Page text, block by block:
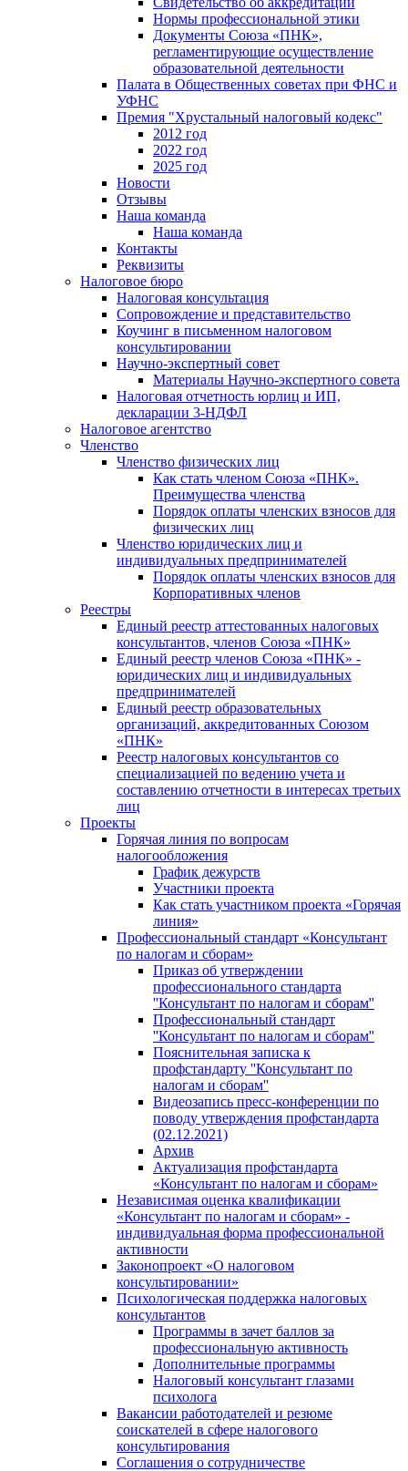
Нормы профессиональной этики
Документы Союза «ПНК»,
регламентирующие осуществление
образовательной деятельности
Палата в Общественных советах при ФНС и
УФНС
Премия "Хрустальный налоговый кодекс"
2012 год
2022 год
2025 год
Новости
Отзывы
Наша команда
Наша команда
Контакты
Реквизиты
Налоговое бюро
Налоговая консультация
Cопровождение и представительство
Коучинг в письменном налоговом
консультировании
Научно-экспертный совет
Материалы Научно-экспертного совета
Налоговая отчетность юрлиц и ИП,
декларации 3-НДФЛ
Налоговое агентство
Членство
Членство физических лиц
Как стать членом Союза «ПНК».
Преимущества членства
Порядок оплаты членских взносов для
физических лиц
Членство юридических лиц и
индивидуальных предпринимателей
Порядок оплаты членских взносов для
Корпоративных членов
Реестры
Единый реестр аттестованных налоговых
консультантов, членов Союза «ПНК»
Единый реестр членов Союза «ПНК» -
юридических лиц и индивидуальных
предпринимателей
Единый реестр образовательных
организаций, аккредитованных Союзом
«ПНК»
Реестр налоговых консультантов со
специализацией по ведению учета и
составлению отчетности в интересах третьих
лиц
Проекты
Горячая линия по вопросам
налогообложения
График дежурств
Участники проекта
Как стать участником проекта «Горячая
линия»
Профессиональный стандарт «Консультант
по налогам и сборам»
Приказ об утверждении
профессионального стандарта
''Консультант по налогам и сборам''
Профессиональный стандарт
''Консультант по налогам и сборам''
Пояснительная записка к
профстандарту ''Консультант по
налогам и сборам''
Видеозапись пресс-конференции по
поводу утверждения профстандарта
(02.12.2021)
Архив
Актуализация профстандарта
«Консультант по налогам и сборам»
Независимая оценка квалификации
«Консультант по налогам и сборам» -
индивидуальная форма профессиональной
активности
Законопроект «О налоговом
консультировании»
Психологическая поддержка налоговых
консультантов
Программы в зачет баллов за
профессиональную активность
Дополнительные программы
Налоговый консультант глазами
психолога
Вакансии работодателей и резюме
соискателей в сфере налогового
консультирования
Соглашения о сотрудничестве